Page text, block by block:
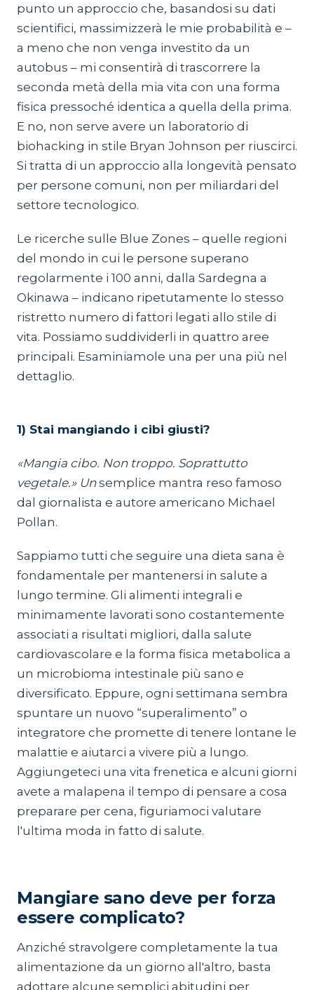
punto un approccio che, basandosi su dati
scientifici, massimizzerà le mie probabilità e –
a meno che non venga investito da un
autobus – mi consentirà di trascorrere la
seconda metà della mia vita con una forma
fisica pressoché identica a quella della prima.
E no, non serve avere un laboratorio di
biohacking in stile Bryan Johnson per riuscirci.
Si tratta di un approccio alla longevità pensato
per persone comuni, non per miliardari del
settore tecnologico.
Le ricerche sulle Blue Zones – quelle regioni
del mondo in cui le persone superano
regolarmente i 100 anni, dalla Sardegna a
Okinawa – indicano ripetutamente lo stesso
ristretto numero di fattori legati allo stile di
vita. Possiamo suddividerli in quattro aree
principali. Esaminiamole una per una più nel
dettaglio.
1) Stai mangiando i cibi giusti?
«Mangia cibo. Non troppo. Soprattutto
vegetale.» Unsemplice mantra reso famoso
dal giornalista e autore americano Michael
Pollan.
Sappiamo tutti che seguire una dieta sana è
fondamentale per mantenersi in salute a
lungo termine. Gli alimenti integrali e
minimamente lavorati sono costantemente
associati a risultati migliori, dalla salute
cardiovascolare e la forma fisica metabolica a
un microbioma intestinale più sano e
diversificato. Eppure, ogni settimana sembra
spuntare un nuovo “superalimento” o
integratore che promette di tenere lontane le
malattie e aiutarci a vivere più a lungo.
Aggiungeteci una vita frenetica e alcuni giorni
avete a malapena il tempo di pensare a cosa
preparare per cena, figuriamoci valutare
l'ultima moda in fatto di salute.
Mangiare sano deve per forza
essere complicato?
Anziché stravolgere completamente la tua
alimentazione da un giorno all'altro, basta
adottare alcune semplici abitudini per